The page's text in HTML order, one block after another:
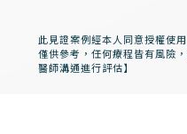
此見證案例經本人同意授權使
僅供參考，任何療程皆有風險
醫師溝通進行評估】